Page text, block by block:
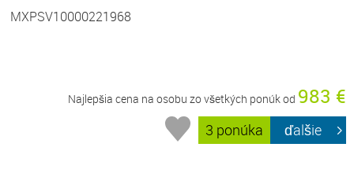
MXPSV10000221968
Najlepšia cena na osobu zo všetkých ponúk od 983 €
3 ponúka ďalšie